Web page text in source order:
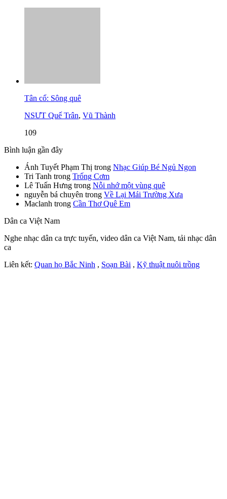
Tân cổ: Sông quê
NSƯT Quế Trân, Vũ Thành
109
Bình luận gần đây
Ánh Tuyết Phạm Thị trong Nhạc Giúp Bé Ngủ Ngon
Tri Tanh trong Trống Cơm
Lê Tuấn Hưng trong Nỗi nhớ một vùng quê
nguyễn bá chuyên trong Về Lại Mái Trường Xưa
Maclanh trong Cần Thơ Quê Em
Dân ca Việt Nam
Nghe nhạc dân ca trực tuyến, video dân ca Việt Nam, tải nhạc dân
ca
Liên kết: Quan họ Bắc Ninh , Soạn Bài , Kỹ thuật nuôi trồng